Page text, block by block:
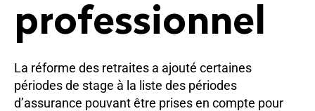
professionnel
La réforme des retraites a ajouté certaines
périodes de stage à la liste des périodes
d’assurance pouvant être prises en compte pour